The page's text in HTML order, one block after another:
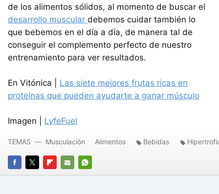
de los alimentos sólidos, al momento de buscar el
desarrollo muscular debemos cuidar también lo
que bebemos en el día a día, de manera tal de
conseguir el complemento perfecto de nuestro
entrenamiento para ver resultados.
En Vitónica | Las siete mejores frutas ricas en
proteínas que pueden ayudarte a ganar músculo
Imagen | LyfeFuel
FACEBOOK
TWITTERFLIPBOARD
E-
WHATSAPP
TEMAS Musculación Alimentos Bebidas